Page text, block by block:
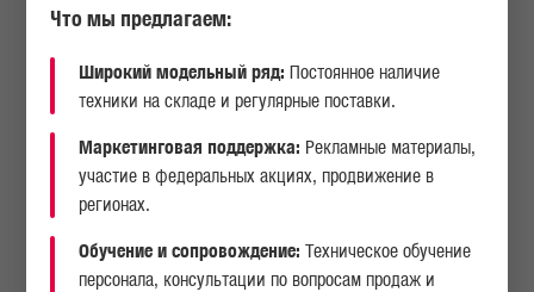
Нименование
Организации
Что мы предлагаем:
Широкий модельный ряд: Постоянное наличие
техники на складе и регулярные поставки.
Маркетинговая поддержка: Рекламные материалы,
участие в федеральных акциях, продвижение в
регионах.
Обучение и сопровождение: Техническое обучение
персонала, консультации по вопросам продаж и